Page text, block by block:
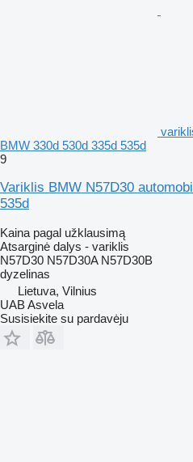
BMW 330d 530d 335d 535d
9
Variklis BMW N57D30
535d
Kaina pagal užklausimą
Atsarginė dalys - variklis
N57D30 N57D30A N57D30B
dyzelinas
Lietuva, Vilnius
UAB Asvela
Susisiekite su pardavėju